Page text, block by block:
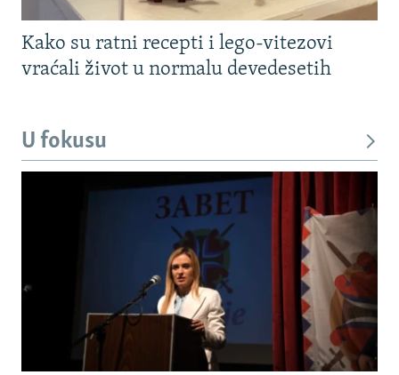
Kako su ratni recepti i lego-vitezovi
vraćali život u normalu devedesetih
U fokusu